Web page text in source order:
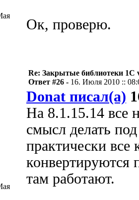
Ок, проверю.
Re: Закрытые библиотеки 1С
Ответ #26 - 16. Июля 2010 ::
Donat писал(а)
На 8.1.15.14 все
смысл делать
практически
конвертируются
там работают.